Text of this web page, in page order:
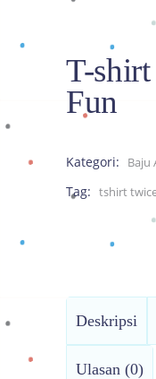
T-
Fun
Kategori: Baju
Tag: tshirt
Deskripsi
Ulasan (0)